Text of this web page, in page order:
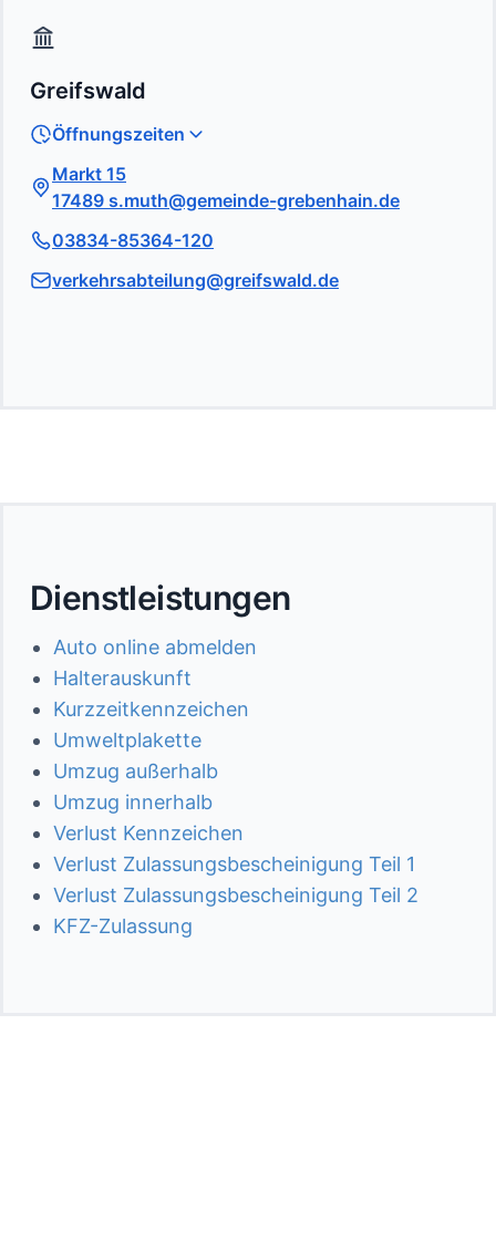
Greifswald
Öffnungszeiten
Markt 15
17489 s.muth@gemeinde-grebenhain.de
03834-85364-120
verkehrsabteilung@greifswald.de
Dienstleistungen
Auto online abmelden
Halterauskunft
Kurzzeitkennzeichen
Umweltplakette
Umzug außerhalb
Umzug innerhalb
Verlust Kennzeichen
Verlust Zulassungsbescheinigung Teil 1
Verlust Zulassungsbescheinigung Teil 2
KFZ-Zulassung